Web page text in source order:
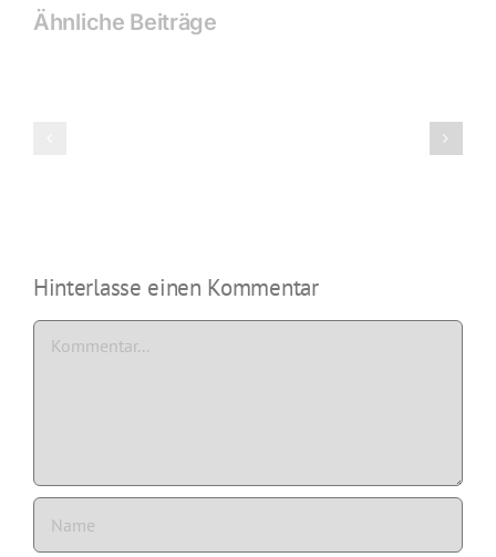
Ähnliche Beiträge
Werkstatt
Hinterlasse einen Kommentar
Kommentar